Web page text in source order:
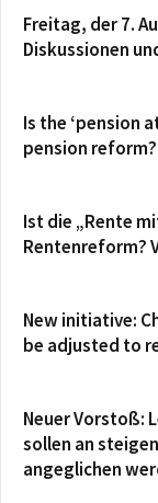
Freitag, der 7.
Diskussionen
Is the ‘pension
pension
Ist die „Rente
Rentenreform?
New initiative:
be adjusted to
Neuer Vorstoß:
sollen an
angeglichen